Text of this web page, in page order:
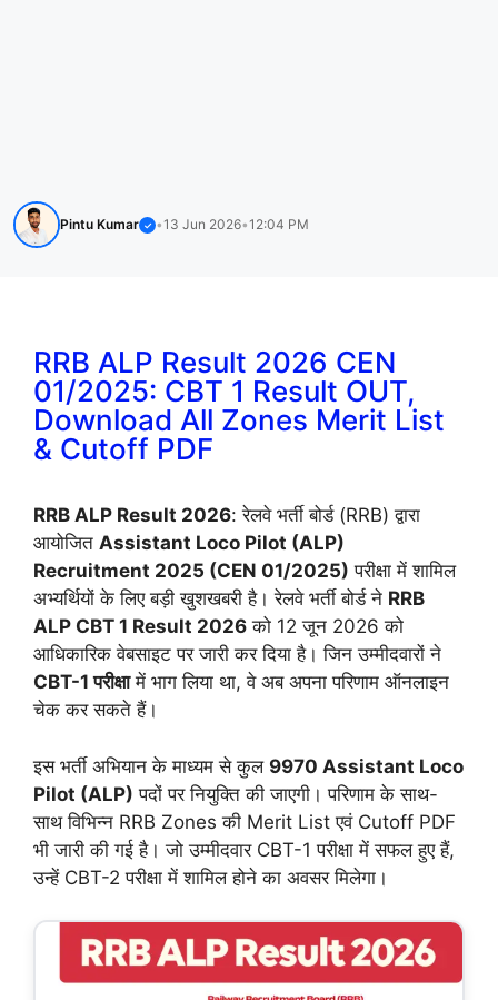
Pintu Kumar ✓ •13 Jun 2026•12:04 PM
RRB ALP Result 2026 CEN
01/2025: CBT 1 Result OUT,
Download All Zones Merit List
& Cutoff PDF
RRB ALP Result 2026: रेलवे भर्ती बोर्ड (RRB) द्वारा
आयोजित Assistant Loco Pilot (ALP)
Recruitment 2025 (CEN 01/2025) परीक्षा में शामिल
अभ्यर्थियों के लिए बड़ी खुशखबरी है। रेलवे भर्ती बोर्ड ने RRB
ALP CBT 1 Result 2026 को 12 जून 2026 को
आधिकारिक वेबसाइट पर जारी कर दिया है। जिन उम्मीदवारों ने
CBT-1 परीक्षामें भाग लिया था, वे अब अपना परिणाम ऑनलाइन
चेक कर सकते हैं।
इस भर्ती अभियान के माध्यम से कुल 9970 Assistant Loco
Pilot (ALP) पदों पर नियुक्ति की जाएगी। परिणाम के साथ-
साथ विभिन्न RRB Zones की Merit List एवं Cutoff PDF
भी जारी की गई है। जो उम्मीदवार CBT-1 परीक्षा में सफल हुए हैं,
उन्हें CBT-2 परीक्षा में शामिल होने का अवसर मिलेगा।